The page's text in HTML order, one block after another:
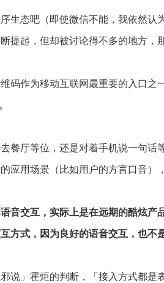
生态吧（即使微信不能，我依然认
提起，但却被讨论得不多的地方，
码作为移动互联网最重要的入口之
餐厅等位，还是对着手机说一句话
用场景（比如用户的方言口音）
音交互，实际上是在远期的酷炫产
式，因为良好的语音交互，也不
说」霍炬的判断，「接入方式都是